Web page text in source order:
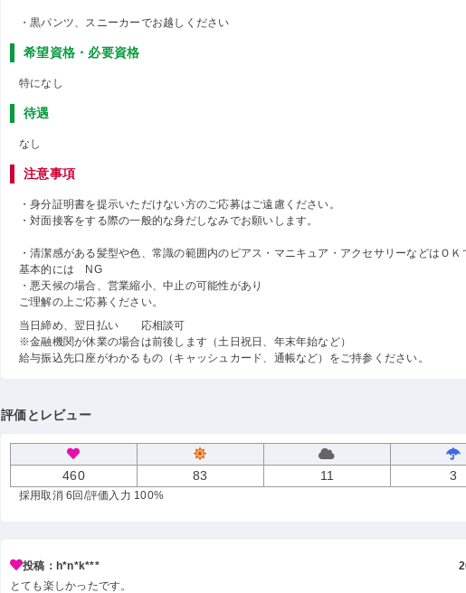
・黒パンツ、スニーカーでお越しください
希望資格・必要資格
特になし
待遇
なし
注意事項
・身分証明書を提示いただけない方のご応募はご遠慮ください。
・対面接客をする際の一般的な身だしなみでお願いします。
・清潔感がある髪型や色、常識の範囲内のピアス・マニキュア・アクセサリーなどはＯＫ
基本的には NG
・悪天候の場合、営業縮小、中止の可能性があり
ご理解の上ご応募ください。
当日締め、翌日払い 応相談可
※金融機関が休業の場合は前後します（土日祝日、年末年始など）
給与振込先口座がわかるもの（キャッシュカード、通帳など）をご持参ください。
評価とレビュー
460 83 11 3
採用取消 6回 /評価入力 100%
投稿：h*n*k***
とても楽しかったです。